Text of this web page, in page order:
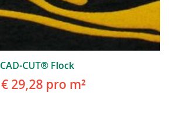
CAD-CUT® Flock
€ 29,28 pro m²